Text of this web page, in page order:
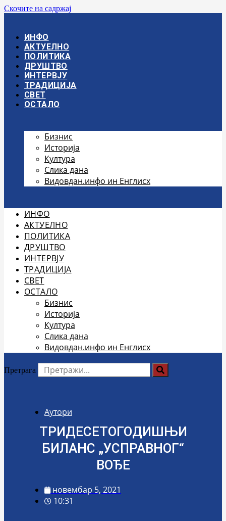
Скочите на садржај
ИНФО
АКТУЕЛНО
ПОЛИТИКА
ДРУШТВО
ИНТЕРВЈУ
ТРАДИЦИЈА
СВЕТ
ОСТАЛО
Бизнис
Историја
Култура
Слика дана
Видовдан.инфо ин Енглисх
ИНФО
АКТУЕЛНО
ПОЛИТИКА
ДРУШТВО
ИНТЕРВЈУ
ТРАДИЦИЈА
СВЕТ
ОСТАЛО
Бизнис
Историја
Култура
Слика дана
Видовдан.инфо ин Енглисх
Претрага
Аутори
ТРИДЕСЕТОГОДИШЊИ
БИЛАНС „УСПРАВНОГ“
ВОЂЕ
новембар 5, 2021
10:31